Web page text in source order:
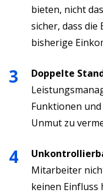
bieten, nicht
sicher, dass
bisherige
Doppelte
Funktionen
Unmut zu
Mitarbeiter
keinen Einfluss